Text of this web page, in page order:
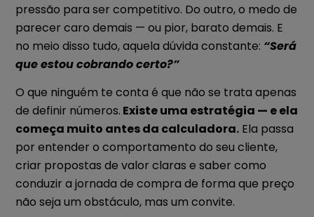
pressão para ser competitivo. Do outro, o medo de
parecer caro demais — ou pior, barato demais. E
no meio disso tudo, aquela dúvida constante: “Será
que estou cobrando certo?”
O que ninguém te conta é que não se trata apenas
de definir números. Existe uma estratégia — e ela
começa muito antes da calculadora. Ela passa
por entender o comportamento do seu cliente,
criar propostas de valor claras e saber como
conduzir a jornada de compra de forma que preço
não seja um obstáculo, mas um convite.